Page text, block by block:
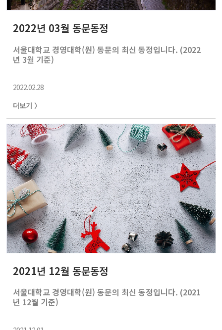
2022년 03월 동문동정
서울대학교 경영대학(원) 동문의 최신 동정입니다. (2022
년 3월 기준)
2022.02.28
더보기 〉
2021년 12월 동문동정
서울대학교 경영대학(원) 동문의 최신 동정입니다. (2021
년 12월 기준)